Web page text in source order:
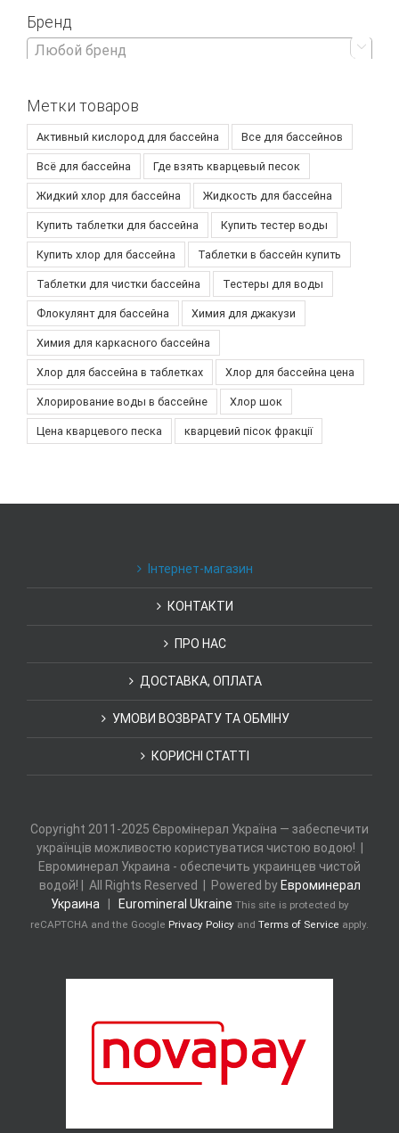
Бренд
Любой бренд 
Метки товаров
Активный кислород для бассейна Все для бассейнов
Всё для бассейна Где взять кварцевый песок
Жидкий хлор для бассейна Жидкость для бассейна
Купить таблетки для бассейна Купить тестер воды
Купить хлор для бассейна Таблетки в бассейн купить
Таблетки для чистки бассейна Тестеры для воды
Флокулянт для бассейна Химия для джакузи
Химия для каркасного бассейна
Хлор для бассейна в таблетках Хлор для бассейна цена
Хлорирование воды в бассейне Хлор шок
Цена кварцевого песка кварцевий пісок фракції
Інтернет-магазин
КОНТАКТИ
ПРО НАС
ДОСТАВКА, ОПЛАТА
УМОВИ ВОЗВРАТУ ТА ОБМІНУ
КОРИСНІ СТАТТІ
Copyright 2011-2025 Євромінерал Україна — забеспечити
українців можливостю користуватися чистою водою! |
Евроминерал Украина - обеспечить украинцев чистой
водой! | All Rights Reserved | Powered by Евроминерал
Украина
Euromineral Ukraine This site is protected by
reCAPTCHA and the Google Privacy Policy and Terms of Service apply.